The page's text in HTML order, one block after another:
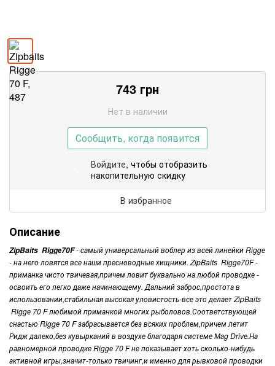
743 грн
Нет в наличии
Сообщить, когда появится
Войдите, чтобы отобразить
накопительную скидку
В избранное
Описание
ZipBaits Riggе70F- самый универсальный воблер из всей линейки Riggе
- на него ловятся все наши пресноводные хищники. ZipBaits Riggе70F -
приманка чисто твичевая,причем ловит буквально на любой проводке -
освоить его легко даже начинающему. Дальний заброс,простота в
использовании,стабильная высокая уловистость-все это делает ZipBaits
Riggе 70 F любимой приманкой многих рыболовов.Соответствующей
снастью Riggе 70 F забрасывается без всяких проблем,причем летит
Ридж далеко,без кувырканий в воздухе благодаря системе Маg Drivе.На
равномерной проводке Riggе 70 F не показывает хоть сколько-нибудь
активной игры,значит-только твичинг,и именно для рывковой проводки